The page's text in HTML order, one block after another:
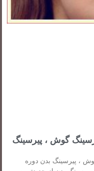
گوش ، پیرسینگ
، پیرسینگ بدن دوره